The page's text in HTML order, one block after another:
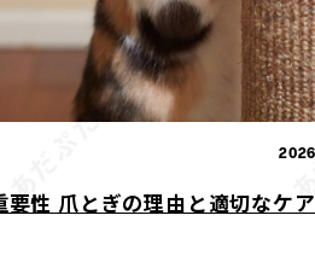
要性 爪とぎの理由と適切なケ